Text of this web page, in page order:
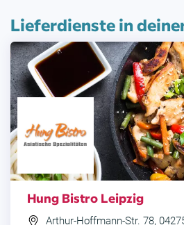
Lieferdienste in
Hung Bistro Leipzig
Arthur-Hoffmann-Str. 78,